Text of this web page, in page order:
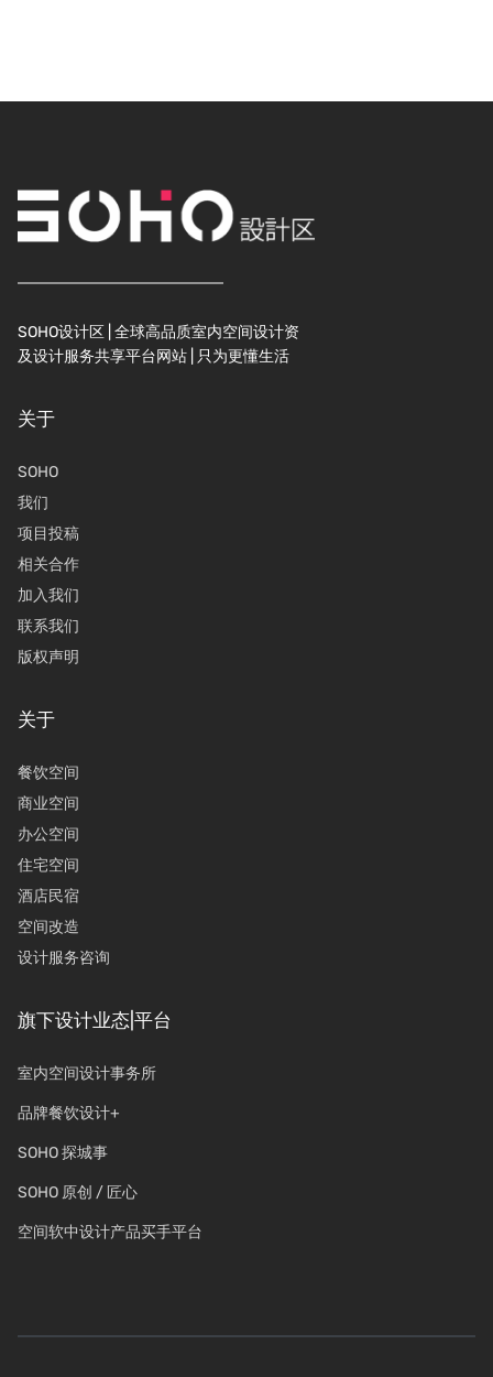
SOHO设计区 | 全球高品质室内空间设计资
及设计服务共享平台网站 | 只为更懂生活
关于
SOHO
我们
项目投稿
相关合作
加入我们
联系我们
版权声明
关于
餐饮空间
商业空间
办公空间
住宅空间
酒店民宿
空间改造
设计服务咨询
旗下设计业态|平台
室内空间设计事务所
品牌餐饮设计+
SOHO 探城事
SOHO 原创 / 匠心
空间软中设计产品买手平台